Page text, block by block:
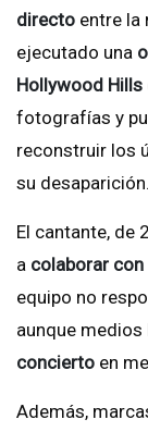
directo entre la
ejecutado una
Hollywood Hills
fotografías y
reconstruir los
su desaparición.
El cantante, de
a colaborar
equipo no
aunque
concierto en
Además,